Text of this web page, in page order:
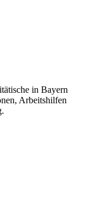
in Bayern
Arbeitshilfen